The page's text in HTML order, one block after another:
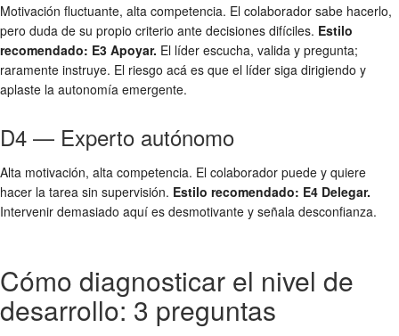
Motivación fluctuante, alta competencia. El colaborador sabe hacerlo,
pero duda de su propio criterio ante decisiones difíciles. Estilo
recomendado: E3 Apoyar. El líder escucha, valida y pregunta;
raramente instruye. El riesgo acá es que el líder siga dirigiendo y
aplaste la autonomía emergente.
D4 — Experto autónomo
Alta motivación, alta competencia. El colaborador puede y quiere
hacer la tarea sin supervisión. Estilo recomendado: E4 Delegar.
Intervenir demasiado aquí es desmotivante y señala desconfianza.
Cómo diagnosticar el nivel de
desarrollo: 3 preguntas